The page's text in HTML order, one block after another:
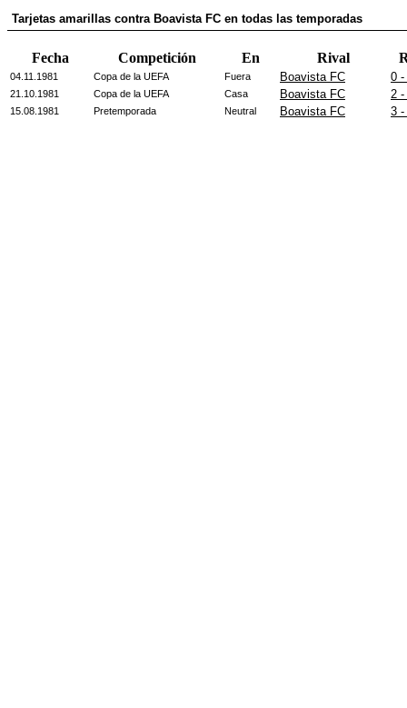
Tarjetas amarillas contra Boavista FC en todas las temporadas
Fecha Competición En Rival
04.11.1981 Copa de la UEFA Fuera Boavista FC 0 -
21.10.1981 Copa de la UEFA Casa Boavista FC 2 -
15.08.1981 Pretemporada Neutral Boavista FC 3 -